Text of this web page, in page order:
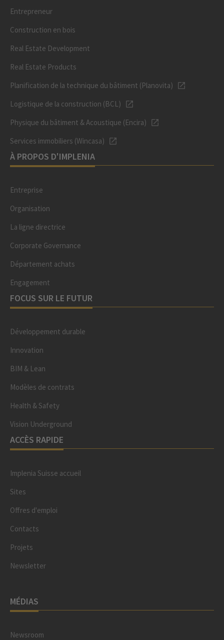
Entrepreneur
Construction en bois
Real Estate Development
Real Estate Products
Planification de la technique du bâtiment (Planovita)
Logistique de la construction (BCL)
Physique du bâtiment & Acoustique (Encira)
Services immobiliers (Wincasa)
À PROPOS D'IMPLENIA
Entreprise
Organisation
La ligne directrice
Corporate Governance
Département achats
Engagement
FOCUS SUR LE FUTUR
Développement durable
Innovation
BIM & Lean
Modèles de contrats
Health & Safety
Vision Underground
ACCÈS RAPIDE
Implenia Suisse accueil
Sites
Offres d'emploi
Contacts
Projets
Newsletter
MÉDIAS
Newsroom